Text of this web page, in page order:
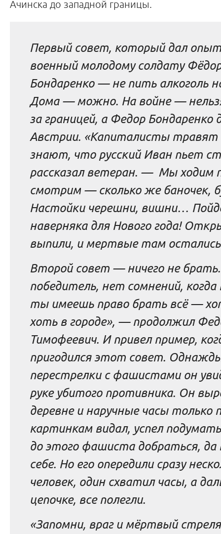
Ачинска до западной границы.
Первый совет, который дал
военный молодому солдату
Бондаренко — не пить алкоголь
Дома — можно. На войне —
за границей, а Федор Бондаренко
Австрии. «Капиталисты травят
знают, что русский Иван пьет
рассказал ветеран. — Мы ходим
смотрим — сколько же баночек,
Настойки черешни, вишни…
наверняка для Нового года!
выпили, и мертвые там
Второй совет — ничего не
победитель, нет сомнений, когда
ты имеешь право брать всё —
хоть в городе», — продолжил
Тимофеевич. И привел пример,
пригодился этот совет.
перестрелки с фашистами он
руке убитого противника. Он
деревне и наручные часы только
картинкам видал, успел
до этого фашиста добраться, да
себе. Но его опередили сразу
человек, один схватил часы, а
цепочке, все полегли.
«Запомни, враг и мёртвый